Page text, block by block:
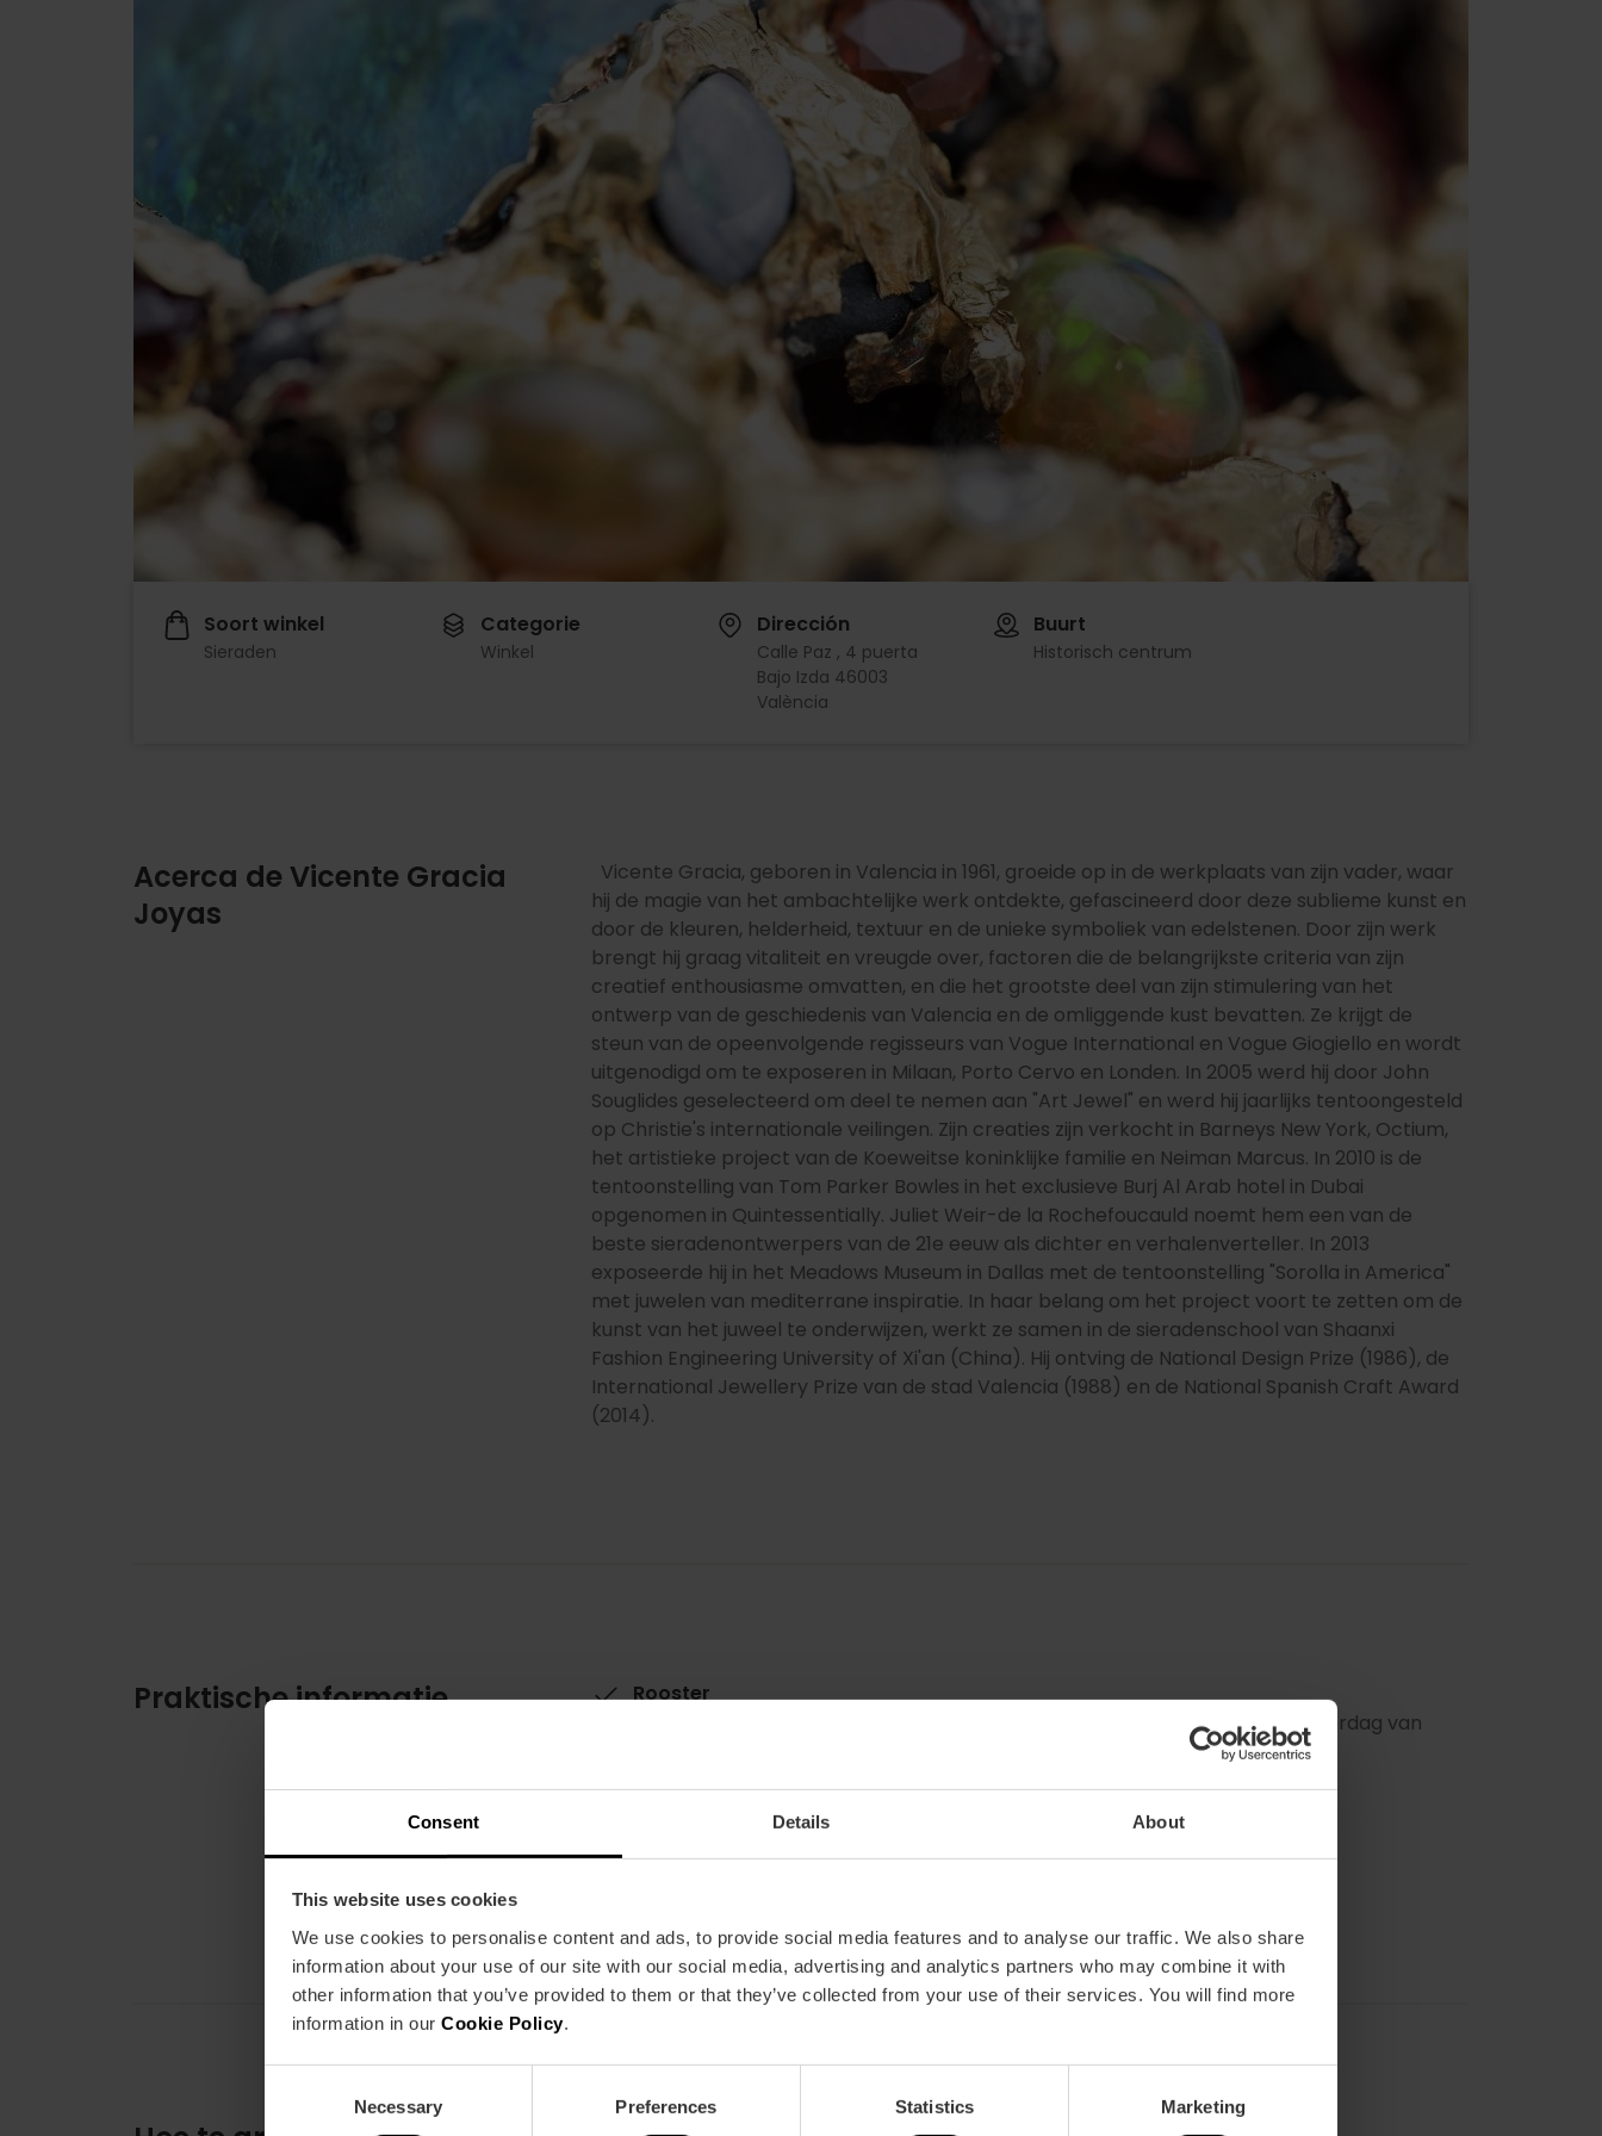
Consent Details About
This website uses cookies
We use cookies to personalise content and ads, to provide social media features and to analyse our traffic. We also share
information about your use of our site with our social media, advertising and analytics partners who may combine it with
other information that you’ve provided to them or that they’ve collected from your use of their services. You will find more
information in our Cookie Policy
Necessary Preferences Statistics Marketing
Soort winkel
Sieraden
Categorie
Winkel
Dirección
Calle Paz , 4 puerta
Bajo Izda 46003
València
Buurt
Historisch centrum
Acerca de Vicente Gracia
Joyas
Vicente Gracia, geboren in Valencia in 1961, groeide op in de werkplaats van zijn vader, waar
hij de magie van het ambachtelijke werk ontdekte, gefascineerd door deze sublieme kunst en
door de kleuren, helderheid, textuur en de unieke symboliek van edelstenen. Door zijn werk
brengt hij graag vitaliteit en vreugde over, factoren die de belangrijkste criteria van zijn
creatief enthousiasme omvatten, en die het grootste deel van zijn stimulering van het
ontwerp van de geschiedenis van Valencia en de omliggende kust bevatten. Ze krijgt de
steun van de opeenvolgende regisseurs van Vogue International en Vogue Giogiello en wordt
uitgenodigd om te exposeren in Milaan, Porto Cervo en Londen. In 2005 werd hij door John
Souglides geselecteerd om deel te nemen aan "Art Jewel" en werd hij jaarlijks tentoongesteld
op Christie's internationale veilingen. Zijn creaties zijn verkocht in Barneys New York, Octium,
het artistieke project van de Koeweitse koninklijke familie en Neiman Marcus. In 2010 is de
tentoonstelling van Tom Parker Bowles in het exclusieve Burj Al Arab hotel in Dubai
opgenomen in Quintessentially. Juliet Weir-de la Rochefoucauld noemt hem een ​​van de
beste sieradenontwerpers van de 21e eeuw als dichter en verhalenverteller. In 2013
exposeerde hij in het Meadows Museum in Dallas met de tentoonstelling "Sorolla in America" ​​
met juwelen van mediterrane inspiratie. In haar belang om het project voort te zetten om de
kunst van het juweel te onderwijzen, werkt ze samen in de sieradenschool van Shaanxi
Fashion Engineering University of Xi'an (China). Hij ontving de National Design Prize (1986), de
International Jewellery Prize van de stad Valencia (1988) en de National Spanish Craft Award
(2014).
Praktische informatie
Rooster
Uurrooster: van maandag tot vrijdag van 10u tot 14u en van 17u tot 20u. Zaterdag van
Free TAX
Valencia Tourist Card Korting
-10%